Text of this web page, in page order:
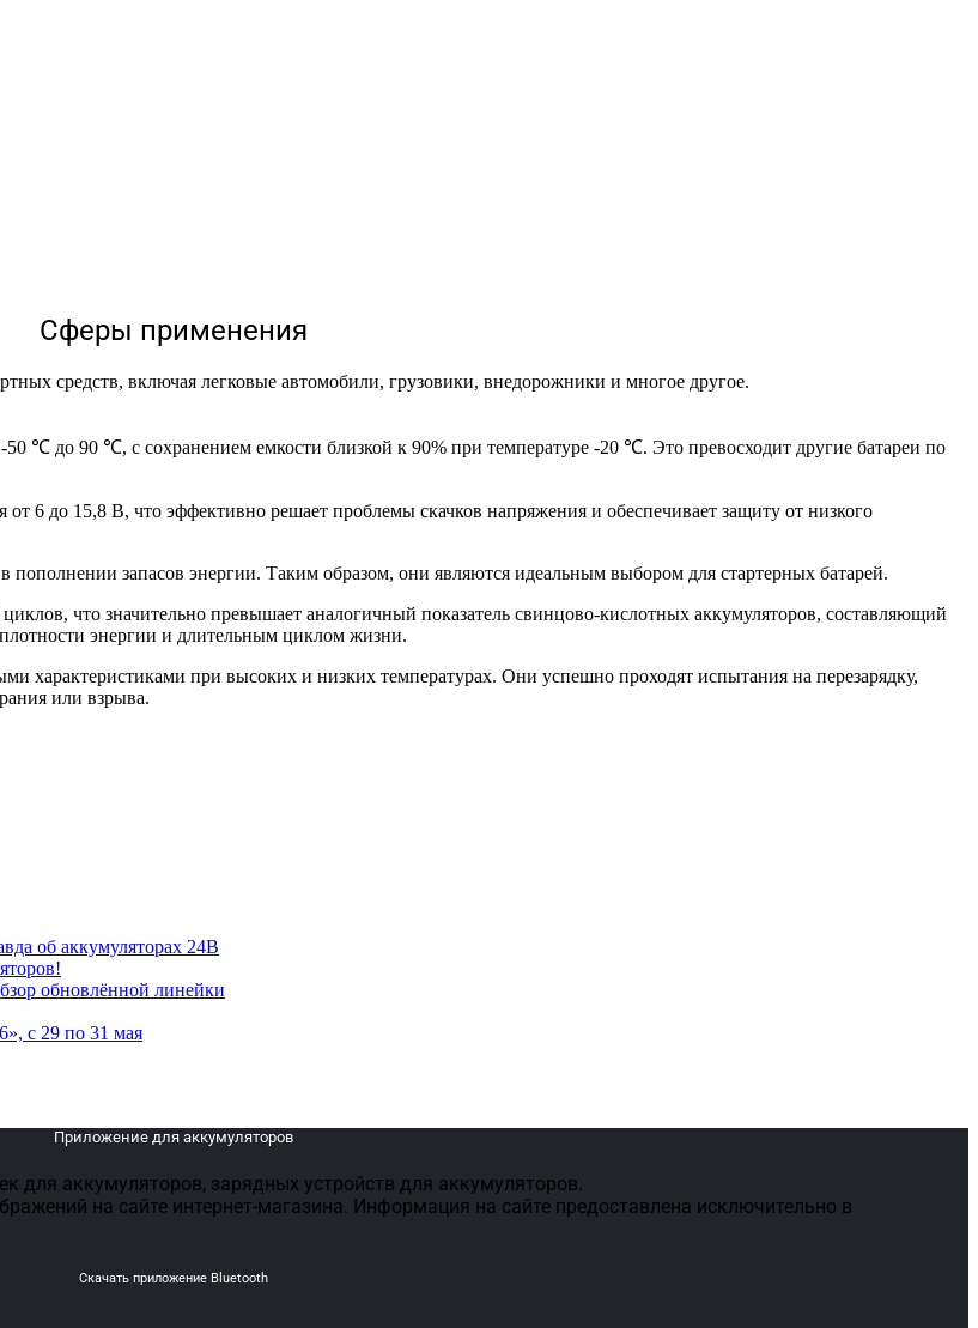
Сферы применения
средств, включая легковые автомобили, грузовики, внедорожники и многое другое.
℃ до 90 ℃, с сохранением емкости близкой к 90% при температуре -20 ℃. Это превосходит другие батареи по
6 до 15,8 В, что эффективно решает проблемы скачков напряжения и обеспечивает защиту от низкого
запасов энергии. Таким образом, они являются идеальным выбором для стартерных батарей.
что значительно превышает аналогичный показатель свинцово-кислотных аккумуляторов, составляющий
энергии и длительным циклом жизни.
характеристиками при высоких и низких температурах. Они успешно проходят испытания на перезарядку,
или взрыва.
об аккумуляторах 24В
обновлённой линейки
с 29 по 31 мая
Приложение для аккумуляторов
для аккумуляторов, зарядных устройств для аккумуляторов.
на сайте интернет-магазина. Информация на сайте предоставлена исключительно в
Скачать приложение Bluetooth